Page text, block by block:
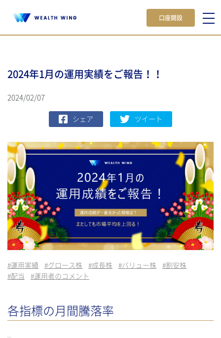
口座開設
2024年1月の運用実績をご報告！！
2024/02/07
シェア ツイート
#運用実績 #グロース株 #成長株 #バリュー株 #割安株
#配当 #運用者のコメント
各指標の月間騰落率